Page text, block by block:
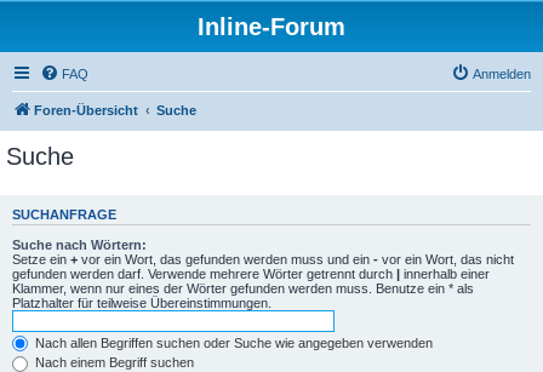
Inline-Forum
FAQ Anmelden
Foren-Übersicht Suche
Suche
SUCHANFRAGE
Suche nach Wörtern:
Setze ein + vor ein Wort, das gefunden werden muss und ein - vor ein Wort, das nicht
gefunden werden darf. Verwende mehrere Wörter getrennt durch | innerhalb einer
Klammer, wenn nur eines der Wörter gefunden werden muss. Benutze ein * als
Platzhalter für teilweise Übereinstimmungen.
Nach allen Begriffen suchen oder Suche wie angegeben verwenden
Nach einem Begriff suchen